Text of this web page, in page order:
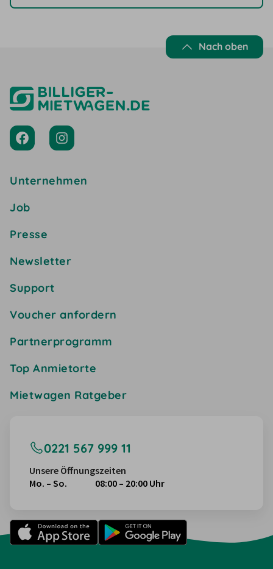
Nach oben
Unternehmen
Job
Presse
Newsletter
Support
Voucher anfordern
Partnerprogramm
Top Anmietorte
Mietwagen Ratgeber
0221 567 999 11
Unsere Öffnungszeiten
Mo. – So.
08:00 – 20:00 Uhr